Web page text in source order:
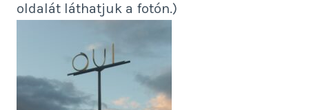
oldalát láthatjuk a fotón.)